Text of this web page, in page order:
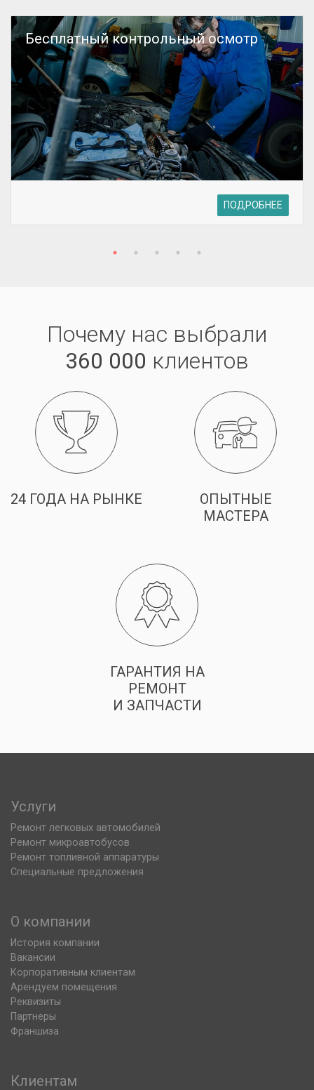
Бесплатный контрольный осмотр
ПОДРОБНЕЕ
Почему нас выбрали
360 000 клиентов
24 ГОДА НА РЫНКЕ
ОПЫТНЫЕ
МАСТЕРА
ГАРАНТИЯ НА
РЕМОНТ
И ЗАПЧАСТИ
Услуги
Ремонт легковых автомобилей
Ремонт микроавтобусов
Ремонт топливной аппаратуры
Специальные предложения
О компании
История компании
Вакансии
Корпоративным клиентам
Арендуем помещения
Реквизиты
Партнеры
Франшиза
Клиентам